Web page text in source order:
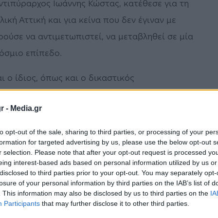
- Media.gr
opt-out of the sale, sharing to third parties, or processing of your
for targeted advertising by us, please use the below opt-out
selection. Please note that after your opt-out request is processed
interest-based ads based on personal information utilized by us
to third parties prior to your opt-out. You may separately
of your personal information by third parties on the IAB’s list of
This information may also be disclosed by us to third parties on the
Participants that may further disclose it to other third parties.
Ιωάννης Κώστας, κατέθεσε για τη
Αττική και για κείνα που δεν έγιναν με
να αντιμετωπιστεί, να μεταβληθεί σε μία
επίπεδο.
ίδιος, όπως και ο δικαστικός
έχει μηνυθεί από κατηγορούμενο
μας φοβίσουν και να μειώσουν την
η έλλειψη εναέριας συνδρομής, ουσιαστικά
τρία, τέσσερα εναέρια μέχρι τις πέντε με
ούτε στον Βουτζά» επισήμανε.
προηγούμενη μέρα ήταν σε γνώση της